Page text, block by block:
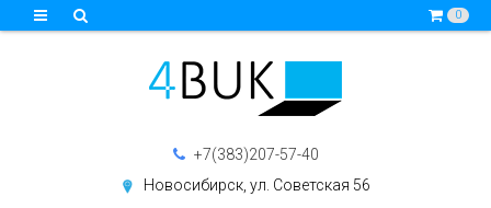
0
+7(383)207-57-40
Новосибирск, ул. Советская 56